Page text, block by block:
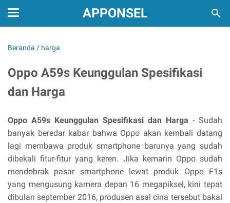
APPONSEL
Beranda / harga
Oppo A59s Keunggulan Spesifikasi
dan Harga
Oppo A59s Keunggulan Spesifikasi dan Harga - Sudah
banyak beredar kabar bahwa Oppo akan kembali datang
lagi membawa produk smartphone barunya yang sudah
dibekali fitur-fitur yang keren. Jika kemarin Oppo sudah
mendobrak pasar smartphone lewat produk Oppo F1s
yang mengusung kamera depan 16 megapiksel, kini tepat
dibulan september 2016, produsen asal cina tersebut bakal